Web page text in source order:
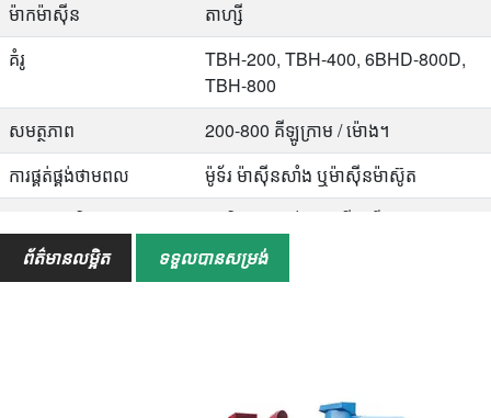
ម៉ាកម៉ាស៊ីន
តាហ្សី
គំរូ
TBH-200, TBH-400, 6BHD-800D,
TBH-800
សមត្ថភាព
200-800 គីឡូក្រាម / ម៉ោង។
ការផ្គត់ផ្គង់ថាមពល
ម៉ូទ័រ ម៉ាស៊ីនសាំង ឬម៉ាស៊ីនម៉ាស៊ូត
គុណសម្បត្តិ
ប្រសិទ្ធភាពខ្ពស់ ការជ្រើសរើសថាមពល
ដែលអាចបត់បែនបាន ការប្ដូរតាមបំណង
ព័ត៌មានលម្អិត ទទួលបានសម្រង់